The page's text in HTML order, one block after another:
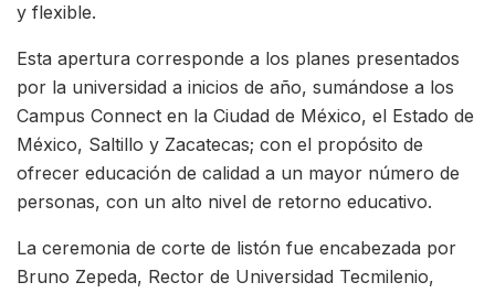
y flexible.
Esta apertura corresponde a los planes presentados
por la universidad a inicios de año, sumándose a los
Campus Connect en la Ciudad de México, el Estado de
México, Saltillo y Zacatecas; con el propósito de
ofrecer educación de calidad a un mayor número de
personas, con un alto nivel de retorno educativo.
La ceremonia de corte de listón fue encabezada por
Bruno Zepeda, Rector de Universidad Tecmilenio,